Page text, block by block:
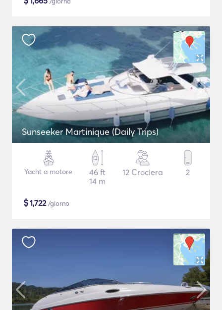
Sunseeker Martinique (Daily Trips)
Yacht a motore
46 ft
14 m
12 Crociera 2
$1,722/giorno